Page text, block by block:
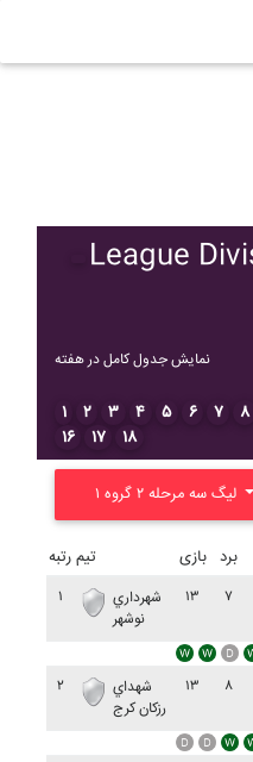
نمایش جدول کامل در هفته
۱ ۲ ۳ ۴ ۵ ۶ ۷ ۸
۱۶
۱۷ ۱۸
رتبه تیم بازی برد
۱
شهرداري
نوشهر
۱۳ ۷
۲
شهداي
رزکان کرج
۱۳ ۸